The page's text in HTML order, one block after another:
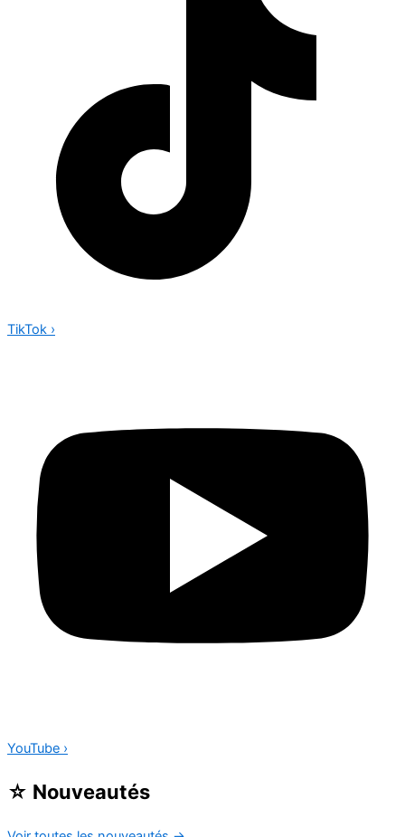
TikTok ›
YouTube ›
☆ Nouveautés